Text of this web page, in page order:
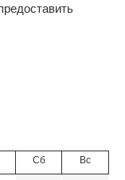
Сб Вс